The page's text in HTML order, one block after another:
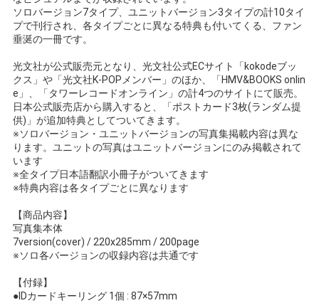
ソロバージョン7タイプ、ユニットバージョン3タイプの計10タイ
プで刊行され、各タイプごとに異なる特典も付いてくる、ファン
垂涎の一冊です。
光文社が公式販売元となり、光文社公式ECサイト「kokodeブッ
クス」や「光文社K-POPメンバー」のほか、「HMV&BOOKS onlin
e」、「タワーレコードオンライン」の計4つのサイトにて販売。
日本公式販売店から購入すると、「ポストカード3枚(ランダム提
供)」が追加特典としてついてきます。
※ソロバージョン・ユニットバージョンの写真集掲載内容は異な
ります。ユニットの写真はユニットバージョンにのみ掲載されて
います
※全タイプ日本語翻訳小冊子がついてきます
※特典内容は各タイプごとに異なります
【商品内容】
写真集本体
7version(cover) / 220x285mm / 200page
※ソロ各バージョンの収録内容は共通です
【付録】
●IDカードキーリング 1個 : 87×57mm